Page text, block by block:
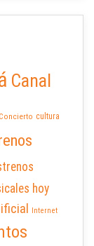
Canal
Concierto cultura
hoy
Internet